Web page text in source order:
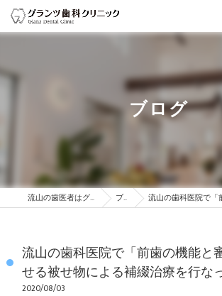
ブログ
流山の歯医者はグランツ歯科クリニック ブログ 流山の歯科医院で「前歯の機能と審美」を
流山の歯科医院で「前歯の機能と
せる被せ物による補綴治療を行な
2020/08/03